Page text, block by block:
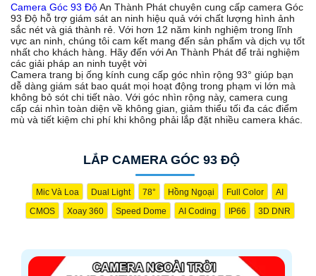
'
Camera Góc 93 ĐộAn Thành Phát chuyên cung cấp camera Góc
93 Độ hỗ trợ giám sát an ninh hiệu quả với chất lượng hình ảnh
sắc nét và giá thành rẻ. Với hơn 12 năm kinh nghiệm trong lĩnh
vực an ninh, chúng tôi cam kết mang đến sản phẩm và dịch vụ tốt
nhất cho khách hàng. Hãy đến với An Thành Phát để trải nghiệm
các giải pháp an ninh tuyệt vời
Camera trang bị ống kính cung cấp góc nhìn rộng 93° giúp bạn
dễ dàng giám sát bao quát mọi hoạt động trong phạm vi lớn mà
không bỏ sót chi tiết nào. Với góc nhìn rộng này, camera cung
cấp cái nhìn toàn diện về không gian, giảm thiểu tối đa các điểm
mù và tiết kiệm chi phí khi không phải lắp đặt nhiều camera khác.
LẮP CAMERA GÓC 93 ĐỘ
Mic Và Loa Dual Light 78° Hồng Ngoại Full Color
AI
CMOS
Xoay 360 Speed Dome AI Coding IP66 3D DNR